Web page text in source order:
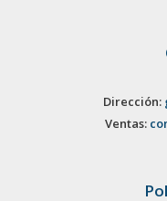
Dirección:
Ventas: